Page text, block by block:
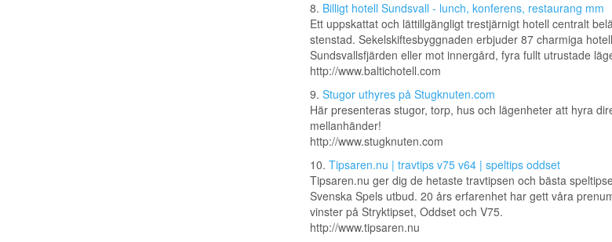
8. Billigt hotell Sundsvall - lunch, konferens, restaurang mm
Ett uppskattat och lättillgängligt trestjärnigt hotell centralt
stenstad. Sekelskiftesbyggnaden erbjuder 87 charmiga
Sundsvallsfjärden eller mot innergård, fyra fullt utrustade
http://www.baltichotell.com
9. Stugor uthyres på Stugknuten.com
Här presenteras stugor, torp, hus och lägenheter att hyra
mellanhänder!
http://www.stugknuten.com
10. Tipsaren.nu | travtips v75 v64 | speltips oddset
Tipsaren.nu ger dig de hetaste travtipsen och bästa
Svenska Spels utbud. 20 års erfarenhet har gett våra
vinster på Stryktipset, Oddset och V75.
http://www.tipsaren.nu